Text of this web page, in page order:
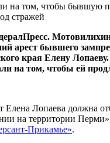
на том, чтобы бывшую
стражей
арест бывшего
края Елену
на том, чтобы ей
Елена Лопаева должна
на территории
Прикамье».